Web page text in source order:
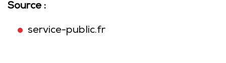
Source :
service-public.fr